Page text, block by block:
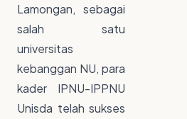
Lamongan, sebagai
salah satu
universitas
kebanggan NU, para
kader IPNU-IPPNU
Unisda telah sukses